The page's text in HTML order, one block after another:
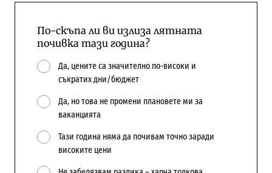
По-скъпа ли ви излиза лятната
почивка тази година?
Да, цените са значително по-високи и
съкратих дни/бюджет
Да, но това не промени плановете ми за
ваканцията
Тази година няма да почивам точно заради
високите цени